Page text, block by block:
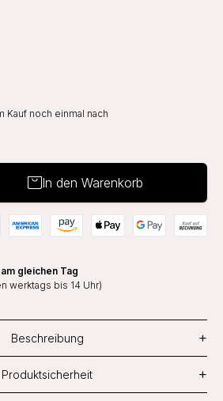
noch einmal nach
In den Warenkorb
gleichen Tag
werktags bis 14 Uhr)
Beschreibung +
Produktsicherheit +